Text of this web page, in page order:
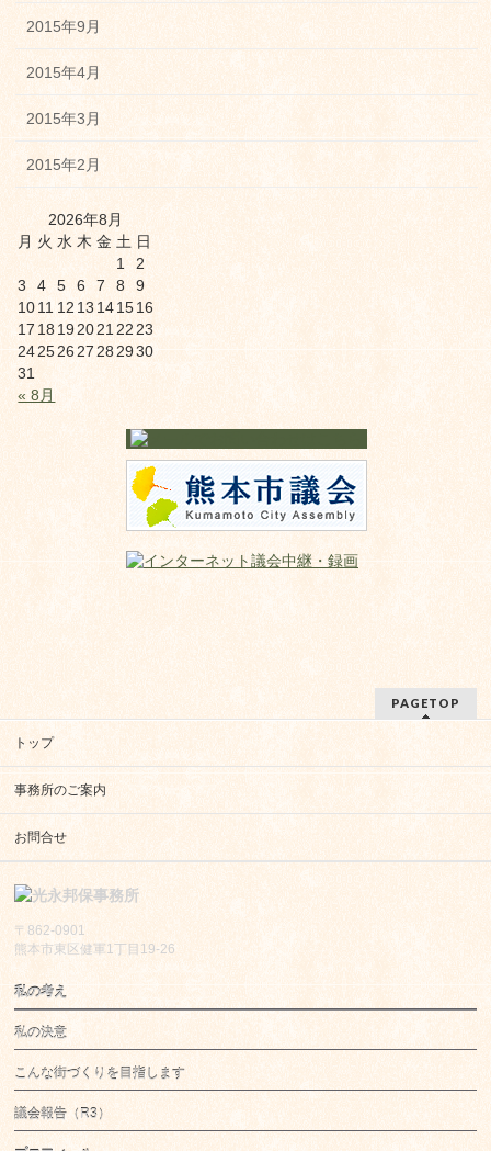
2015年9月
2015年4月
2015年3月
2015年2月
2026年8月
月 火 水 木 金 土 日
« 8月
1
2
3
4 5 6 7 8
9
1011 12 13141516
17 18192021 22 23
24252627 282930
31
PAGETOP
トップ
事務所のご案内
お問合せ
〒862-0901
熊本市東区健軍1丁目19-26
私の考え
私の決意
こんな街づくりを目指します
議会報告（R3）